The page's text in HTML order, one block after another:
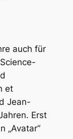
auch für
et
Jean-
Erst
„Avatar“